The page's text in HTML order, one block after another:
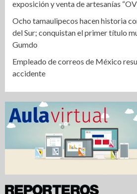
exposición y venta de artesanías
Ocho tamaulipecos hacen historia
del Sur; conquistan el primer título
Gumdo
Empleado de correos de México
accidente